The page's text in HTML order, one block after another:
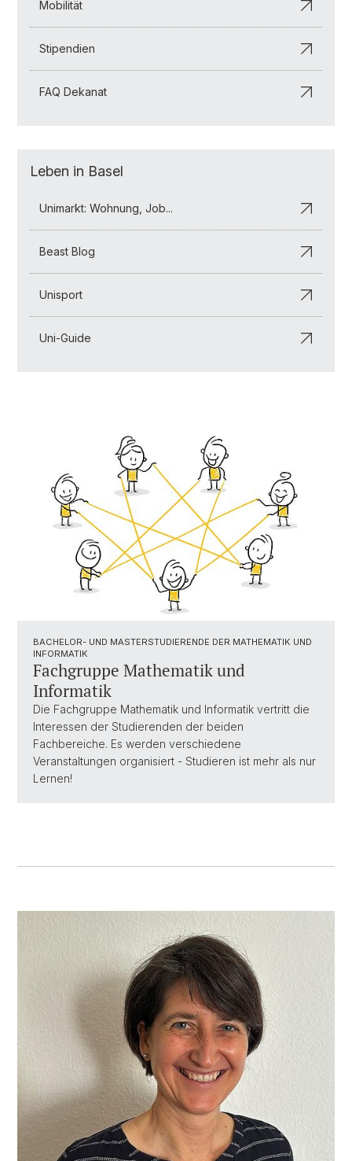
Mobilität
Stipendien
FAQ Dekanat
Leben in Basel
Unimarkt: Wohnung, Job...
Beast Blog
Unisport
Uni-Guide
BACHELOR- UND MASTERSTUDIERENDE DER MATHEMATIK UND
INFORMATIK
Fachgruppe Mathematik und
Informatik
Die Fachgruppe Mathematik und Informatik vertritt die
Interessen der Studierenden der beiden
Fachbereiche. Es werden verschiedene
Veranstaltungen organisiert - Studieren ist mehr als nur
Lernen!